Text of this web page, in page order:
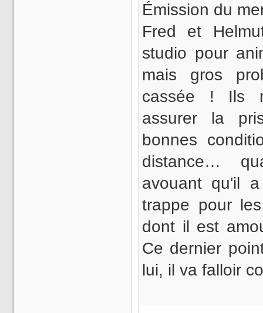
Émission du
Fred et
studio pour
mais gros
cassée ! Ils
assurer la
bonnes
distance…
avouant qu'il
trappe pour
dont il est
Ce dernier
lui, il va falloir